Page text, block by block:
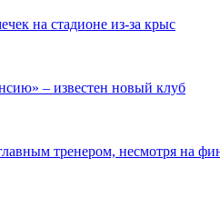
на стадионе из-за крыс
– известен новый клуб
тренером, несмотря на